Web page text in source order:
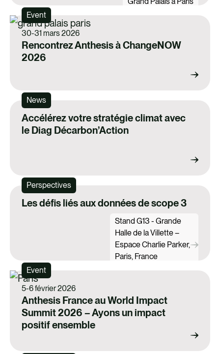
Event
30-31 mars 2026
Rencontrez Anthesis à ChangeNOW
2026
News
Accélérez votre stratégie climat avec
le Diag Décarbon’Action
Perspectives
Les défis liés aux données de scope 3
Event
Stand G13 - Grande
Halle de la Villette –
Espace Charlie Parker,
Paris, France
5-6 février 2026
Anthesis France au World Impact
Summit 2026 – Ayons un impact
positif ensemble